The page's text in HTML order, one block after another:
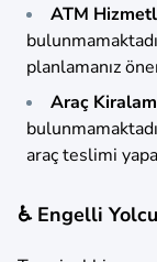
ATM
planlamanız
Araç
araç teslimi
♿ Engelli